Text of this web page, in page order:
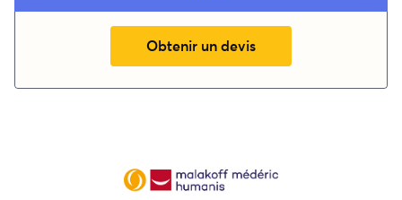
Obtenir un devis